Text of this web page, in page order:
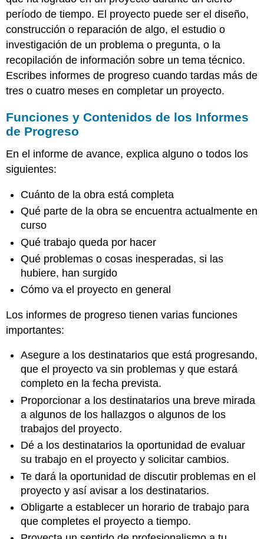
período de tiempo. El proyecto puede ser el diseño,
construcción o reparación de algo, el estudio o
investigación de un problema o pregunta, o la
recopilación de información sobre un tema técnico.
Escribes informes de progreso cuando tardas más de
tres o cuatro meses en completar un proyecto.
Funciones y Contenidos de los Informes
de Progreso
En el informe de avance, explica alguno o todos los
siguientes:
Cuánto de la obra está completa
Qué parte de la obra se encuentra actualmente en
curso
Qué trabajo queda por hacer
Qué problemas o cosas inesperadas, si las
hubiere, han surgido
Cómo va el proyecto en general
Los informes de progreso tienen varias funciones
importantes:
Asegure a los destinatarios que está progresando,
que el proyecto va sin problemas y que estará
completo en la fecha prevista.
Proporcionar a los destinatarios una breve mirada
a algunos de los hallazgos o algunos de los
trabajos del proyecto.
Dé a los destinatarios la oportunidad de evaluar
su trabajo en el proyecto y solicitar cambios.
Te dará la oportunidad de discutir problemas en el
proyecto y así avisar a los destinatarios.
Obligarte a establecer un horario de trabajo para
que completes el proyecto a tiempo.